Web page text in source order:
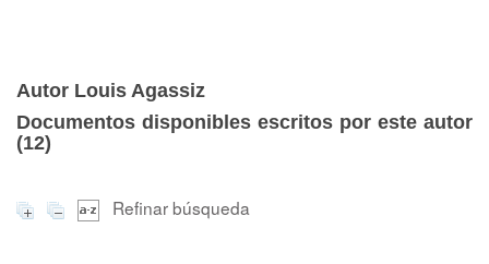
Autor Louis Agassiz
Documentos disponibles escritos por este autor
(12)
Refinar búsqueda